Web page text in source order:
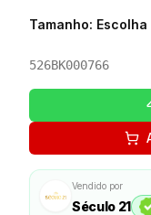
Tamanho: Escolha
526BK000766
Vendido por
Século 21